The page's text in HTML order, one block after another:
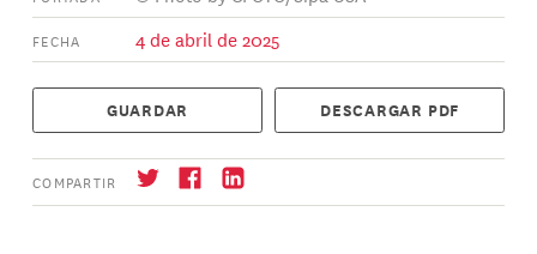
FECHA 4 de abril de 2025
GUARDAR DESCARGAR PDF
COMPARTIR